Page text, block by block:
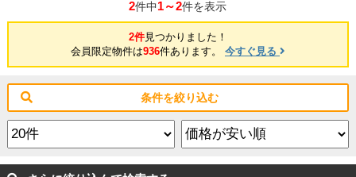
2件中1～2件を表示
2件見つかりました！
会員限定物件は936件あります。 今すぐ見る
条件を絞り込む